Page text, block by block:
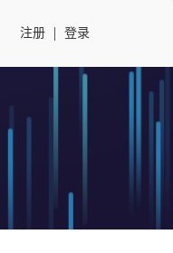
注册 登录